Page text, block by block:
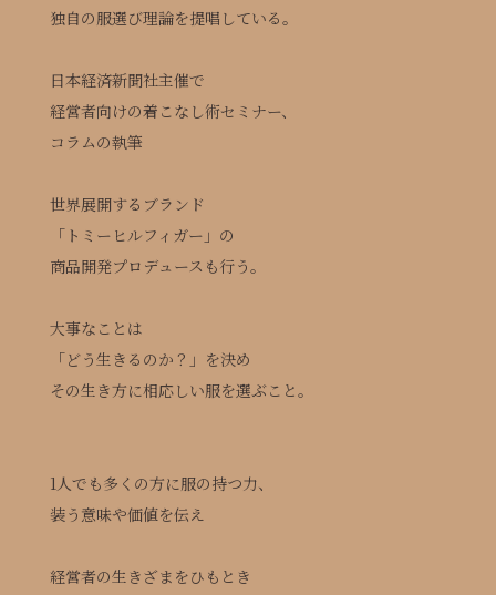
独自の服選び理論を提唱している。
日本経済新聞社主催で
経営者向けの着こなし術セミナー、
コラムの執筆
世界展開するブランド
「トミーヒルフィガー」の
商品開発プロデュースも行う。
大事なことは
「どう生きるのか？」を決め
その生き方に相応しい服を選ぶこと。
1人でも多くの方に服の持つ力、
装う意味や価値を伝え
経営者の生きざまをひもとき